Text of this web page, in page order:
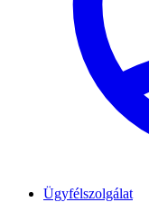
Ügyfélszolgálat